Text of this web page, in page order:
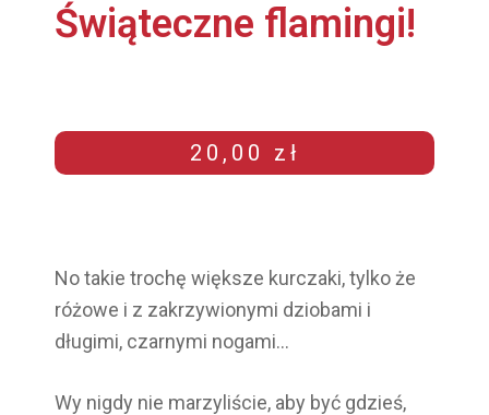
Świąteczne flamingi!
20,00 zł
No takie trochę większe kurczaki, tylko że
różowe i z zakrzywionymi dziobami i
długimi, czarnymi nogami…
Wy nigdy nie marzyliście, aby być gdzieś,